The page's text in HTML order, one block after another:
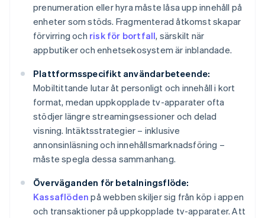
prenumeration eller hyra måste låsa upp innehåll på
enheter som stöds. Fragmenterad åtkomst skapar
förvirring och risk för bortfall, särskilt när
appbutiker och enhetsekosystem är inblandade.
Plattformsspecifikt användarbeteende:
Mobiltittande lutar åt personligt och innehåll i kort
format, medan uppkopplade tv-apparater ofta
stödjer längre streamingsessioner och delad
visning. Intäktsstrategier – inklusive
annonsinläsning och innehållsmarknadsföring –
måste spegla dessa sammanhang.
Överväganden för betalningsflöde:
Kassaflöden på webben skiljer sig från köp i appen
och transaktioner på uppkopplade tv-apparater. Att